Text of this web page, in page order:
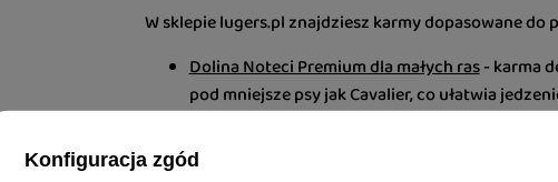
W sklepie lugers.pl znajdziesz karmy dopasowane
Dolina Noteci Premium dla małych ras- karma
pod mniejsze psy jak Cavalier, co ułatwia
- mokra,
naturalny smak i lekkostrawność.
Konfiguracja zgód